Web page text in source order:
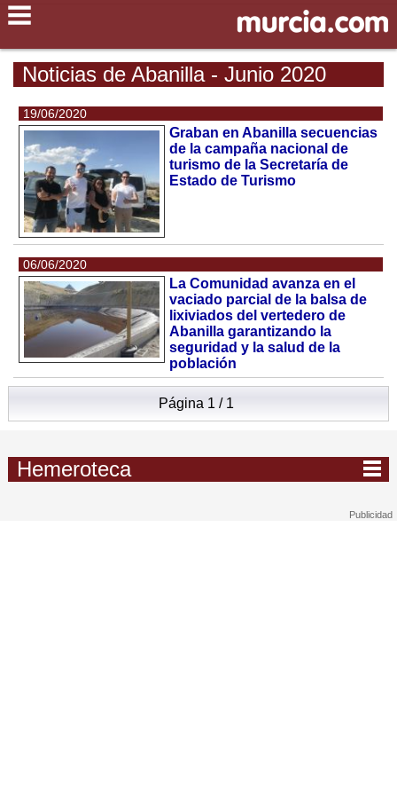
Noticias de Abanilla - Junio 2020
19/06/2020
Graban en Abanilla secuencias
de la campaña nacional de
turismo de la Secretaría de
Estado de Turismo
06/06/2020
La Comunidad avanza en el
vaciado parcial de la balsa de
lixiviados del vertedero de
Abanilla garantizando la
seguridad y la salud de la
población
Página 1 / 1
Hemeroteca